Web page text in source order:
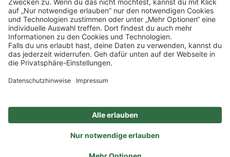
BESUCHEN SIE UNS
Alle Preise inkl. gesetzl. Mehrwertsteuer zzgl. Versandkosten und ggf.
Nachnahmegebühren, wenn nicht anders angegeben.
Zertifizierter Bio-Fachhändler